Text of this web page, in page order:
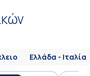
Ελλάδα - Ιταλία